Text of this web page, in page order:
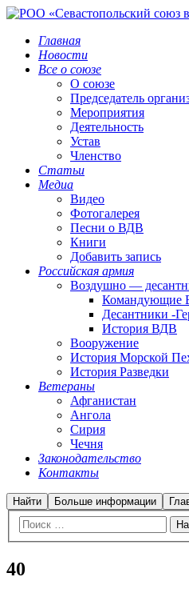
Главная
Новости
Все о союзе
О союзе
Председатель
Мероприятия
Деятельность
Устав
Членство
Статьи
Медиа
Видео
Фотогалерея
Песни о ВДВ
Книги
Добавить запись
Российская армия
Воздушно —
Командующие
Десантники -
История ВДВ
Вооружение
История Морской
История Разведки
Ветераны
Афганистан
Ангола
Сирия
Чечня
Законодательство
Контакты
Найти Больше информации
40